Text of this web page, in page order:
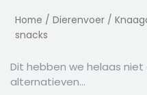
Home / Dierenvoer /
snacks
Dit hebben we helaas niet
alternatieven…